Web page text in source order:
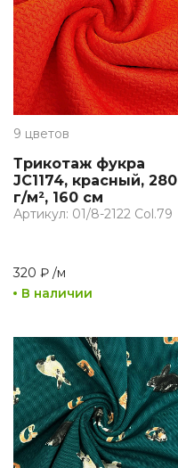
9 цветов
Трикотаж фукра
JC1174, красный, 280
г/м², 160 см
Артикул: 01/8-2122 Col.79
320 ₽ /м
В наличии